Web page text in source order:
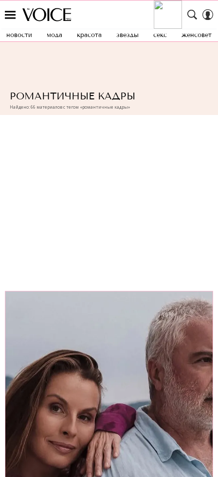
новости мода красота звезды секс женсовет
РОМАНТИЧНЫЕ КАДРЫ
Найдено: 66 материалов с тегом «романтичные кадры»